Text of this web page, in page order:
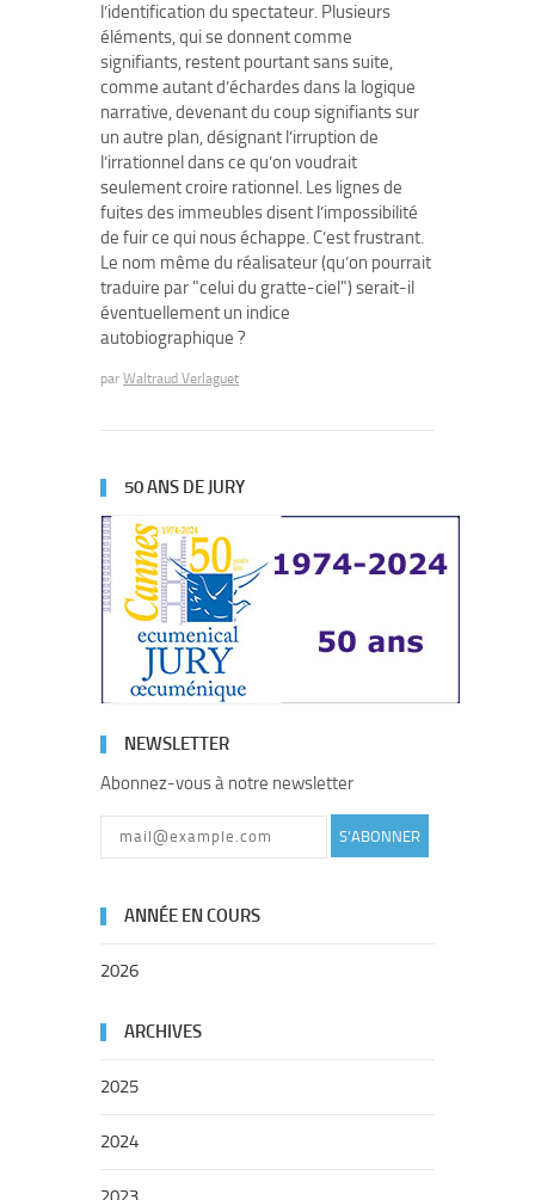
l’identification du spectateur. Plusieurs
éléments, qui se donnent comme
signifiants, restent pourtant sans suite,
comme autant d’échardes dans la logique
narrative, devenant du coup signifiants sur
un autre plan, désignant l’irruption de
l’irrationnel dans ce qu’on voudrait
seulement croire rationnel. Les lignes de
fuites des immeubles disent l’impossibilité
de fuir ce qui nous échappe. C’est frustrant.
Le nom même du réalisateur (qu’on pourrait
traduire par "celui du gratte-ciel") serait-il
éventuellement un indice
autobiographique ?
par Waltraud Verlaguet
50 ANS DE JURY
NEWSLETTER
Abonnez-vous à notre newsletter
S'ABONNER
ANNÉE EN COURS
2026
ARCHIVES
2025
2024